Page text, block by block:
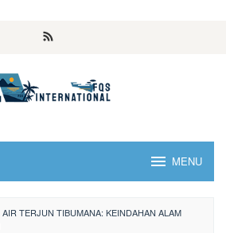
MENU
AIR TERJUN TIBUMANA: KEINDAHAN ALAM